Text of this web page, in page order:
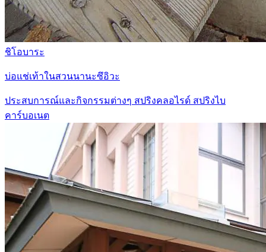
ชิโอบาระ
บ่อแช่เท้าในสวนนานะซึอิวะ
ประสบการณ์และกิจกรรมต่างๆ สปริงคลอไรด์ สปริงไบ
คาร์บอเนต